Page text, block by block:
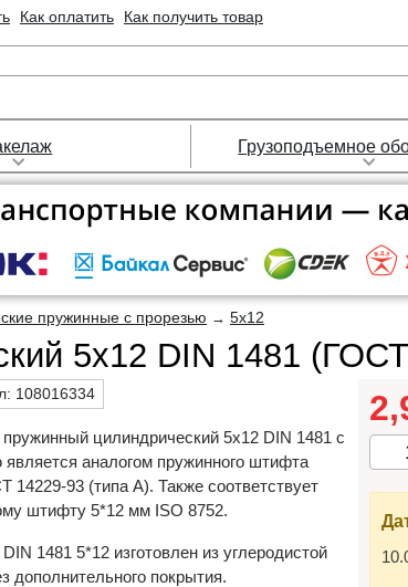
Как оплатить Как получить товар
Грузоподъемное
пружинные с прорезью → 5х12
5х12 DIN 1481
108016334
цилиндрический 5х12 DIN 1481 с
является аналогом пружинного штифта
14229-93 (типа А). Также соответствует
штифту 5*12 мм ISO 8752.
1481 5*12 изготовлен из углеродистой
дополнительного покрытия.